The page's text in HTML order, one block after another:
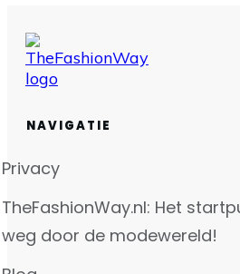
NAVIGATIE
Privacy
TheFashionWay.nl: Het
weg door de modewereld!